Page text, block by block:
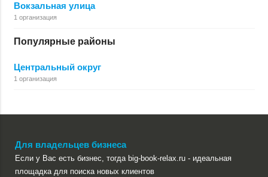
Вокзальная улица
1 организация
Популярные районы
Центральный округ
1 организация
Для владельцев бизнеса
Если у Вас есть бизнес, тогда big-book-relax.ru - идеальная
площадка для поиска новых клиентов